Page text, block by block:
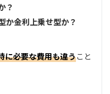
？
か金利上乗せ型か？
に必要な費用も違うこと